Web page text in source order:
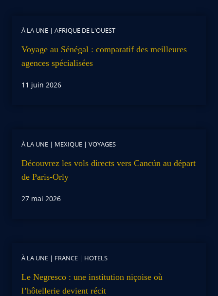
À LA UNE | AFRIQUE DE L'OUEST
Voyage au Sénégal : comparatif des meilleures
agences spécialisées
11 juin 2026
À LA UNE | MEXIQUE | VOYAGES
Découvrez les vols directs vers Cancún au départ
de Paris-Orly
27 mai 2026
À LA UNE | FRANCE | HOTELS
Le Negresco : une institution niçoise où
l’hôtellerie devient récit